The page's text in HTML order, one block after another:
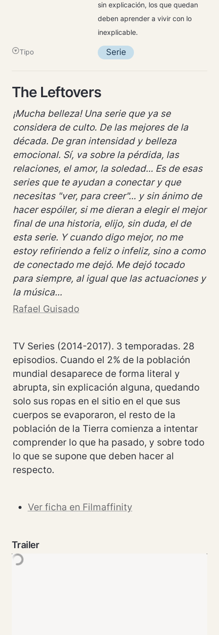
sin explicación, los que quedan
deben aprender a vivir con lo
inexplicable.
Tipo Serie
The Leftovers
¡Mucha belleza! Una serie que ya se
considera de culto. De las mejores de la
década. De gran intensidad y belleza
emocional. Sí, va sobre la pérdida, las
relaciones, el amor, la soledad... Es de esas
series que te ayudan a conectar y que
necesitas "ver, para creer"... y sin ánimo de
hacer espóiler, si me dieran a elegir el mejor
final de una historia, elijo, sin duda, el de
esta serie. Y cuando digo mejor, no me
estoy refiriendo a feliz o infeliz, sino a como
de conectado me dejó. Me dejó tocado
para siempre, al igual que las actuaciones y
la música...
Rafael Guisado
TV Series (2014-2017). 3 temporadas. 28
episodios. Cuando el 2% de la población
mundial desaparece de forma literal y
abrupta, sin explicación alguna, quedando
solo sus ropas en el sitio en el que sus
cuerpos se evaporaron, el resto de la
población de la Tierra comienza a intentar
comprender lo que ha pasado, y sobre todo
lo que se supone que deben hacer al
respecto.
Ver ficha en Filmaffinity
Trailer